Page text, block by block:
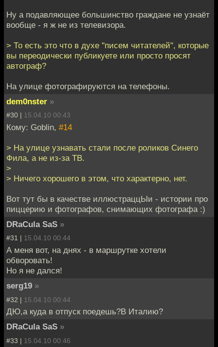
Ну а подавляющее большинство граждане не узнаёт
вообще - я ж не из телевизора.
> То есть это что в духе "писем читателей", которые
вы переодически публикуете или просто просят
автограф?
На улице фотографируются на телефоны.
dem0nster »
#30 | 15.04.10 00:43
Кому: Goblin, #14
> На улице узнавать стали после роликов Синего
Фила, а не из-за ТВ.
>
> Ничего хорошего в этом, что характерно, нет.
Вот тут бы в качестве иллюстраццЫи - истории про
пиццерию и фотографов, снимающих фотографа :)
DRaCula SaS »
#31 | 15.04.10 00:44
А меня вот, на днях - в маршрутке хотели
обворовать!
Но я не дался!
serg19 »
#32 | 15.04.10 00:44
ДЮ,а куда в отпуск поедешь?В Италию?
DRaCula SaS »
#33 | 15.04.10 00:46